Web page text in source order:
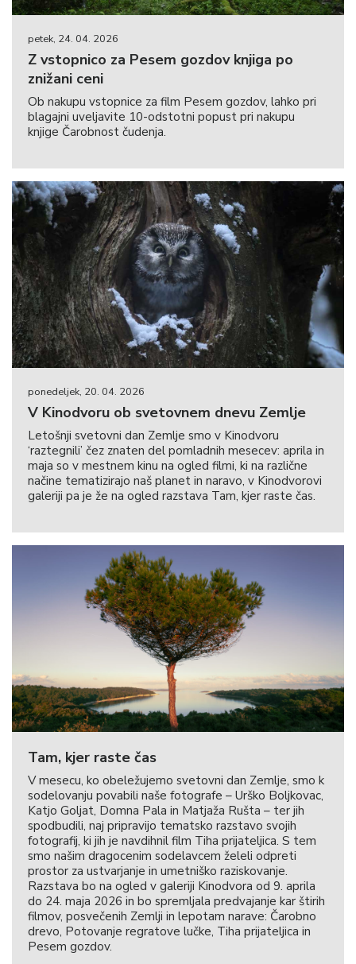
petek, 24. 04. 2026
Z vstopnico za Pesem gozdov knjiga po
znižani ceni
Ob nakupu vstopnice za film Pesem gozdov, lahko pri
blagajni uveljavite 10-odstotni popust pri nakupu
knjige Čarobnost čudenja.
ponedeljek, 20. 04. 2026
V Kinodvoru ob svetovnem dnevu Zemlje
Letošnji svetovni dan Zemlje smo v Kinodvoru
‘raztegnili’ čez znaten del pomladnih mesecev: aprila in
maja so v mestnem kinu na ogled filmi, ki na različne
načine tematizirajo naš planet in naravo, v Kinodvorovi
galeriji pa je že na ogled razstava Tam, kjer raste čas.
Tam, kjer raste čas
V mesecu, ko obeležujemo svetovni dan Zemlje, smo k
sodelovanju povabili naše fotografe – Urško Boljkovac,
Katjo Goljat, Domna Pala in Matjaža Rušta – ter jih
spodbudili, naj pripravijo tematsko razstavo svojih
fotografij, ki jih je navdihnil film Tiha prijateljica. S tem
smo našim dragocenim sodelavcem želeli odpreti
prostor za ustvarjanje in umetniško raziskovanje.
Razstava bo na ogled v galeriji Kinodvora od 9. aprila
do 24. maja 2026 in bo spremljala predvajanje kar štirih
filmov, posvečenih Zemlji in lepotam narave: Čarobno
drevo, Potovanje regratove lučke, Tiha prijateljica in
Pesem gozdov.